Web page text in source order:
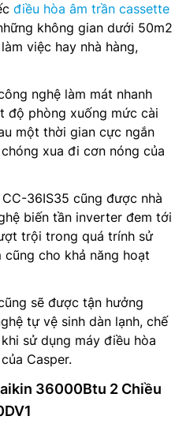
điều hòa âm trần cassette
không gian dưới 50m2
việc hay nhà hàng,
nghệ làm mát nhanh
độ phòng xuống mức cài
một thời gian cực ngắn
xua đi cơn nóng của
CC-36IS35 cũng được nhà
biến tần inverter đem tới
trội trong quá trính sử
cũng cho khả năng hoạt
sẽ được tận hưởng
tự vệ sinh dàn lạnh, chế
sử dụng máy điều hòa
Casper.
36000Btu 2 Chiều